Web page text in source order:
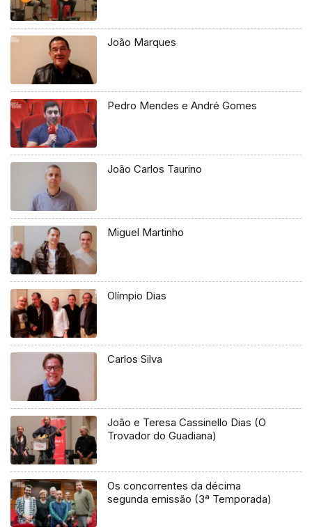
João Marques
Pedro Mendes e André Gomes
João Carlos Taurino
Miguel Martinho
Olímpio Dias
Carlos Silva
João e Teresa Cassinello Dias (O
Trovador do Guadiana)
Os concorrentes da décima
segunda emissão (3ª Temporada)